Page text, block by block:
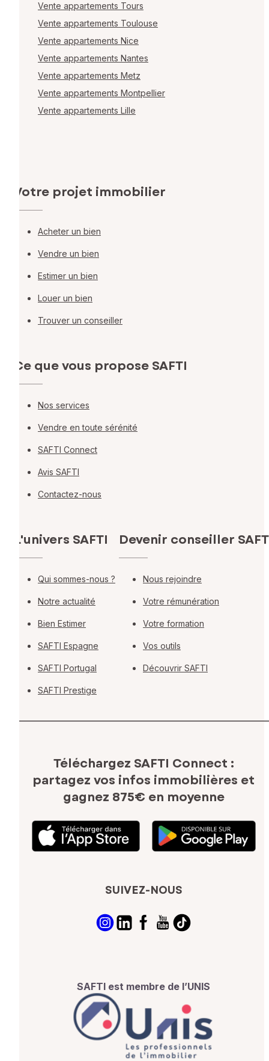
Vente appartements Tours
Vente appartements Toulouse
Vente appartements Nice
Vente appartements Nantes
Vente appartements Metz
Vente appartements Montpellier
Vente appartements Lille
Votre projet immobilier
Acheter un bien
Vendre un bien
Estimer un bien
Louer un bien
Trouver un conseiller
Ce que vous propose SAFTI
Nos services
Vendre en toute sérénité
SAFTI Connect
Avis SAFTI
Contactez-nous
L'univers SAFTI
Qui sommes-nous ?
Notre actualité
Bien Estimer
SAFTI Espagne
SAFTI Portugal
SAFTI Prestige
Devenir conseiller
Nous rejoindre
Votre rémunération
Votre formation
Vos outils
Découvrir SAFTI
Téléchargez SAFTI Connect :
partagez vos infos immobilières et
gagnez 875€ en moyenne
SUIVEZ-NOUS
SAFTI est membre de l’UNIS